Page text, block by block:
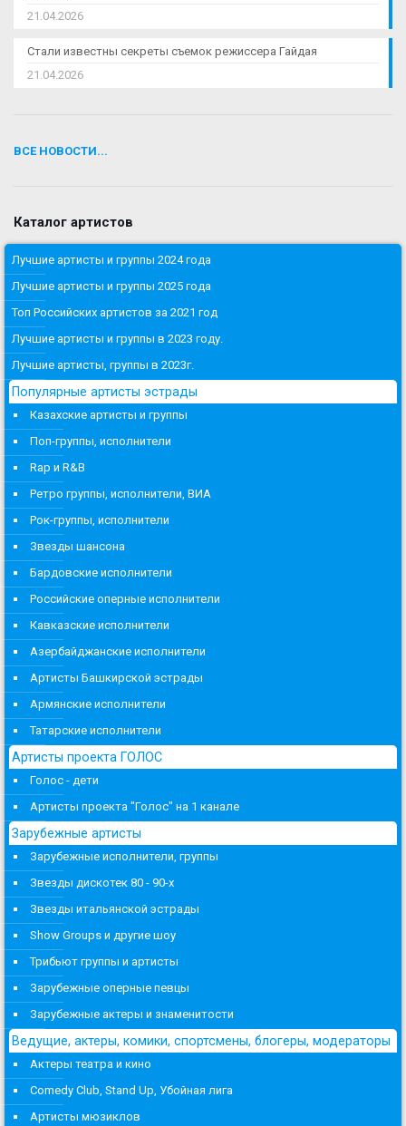
21.04.2026
Стали известны секреты съемок режиссера Гайдая
21.04.2026
ВСЕ НОВОСТИ...
Каталог артистов
Лучшие артисты и группы 2024 года
Лучшие артисты и группы 2025 года
Топ Российских артистов за 2021 год
Лучшие артисты и группы в 2023 году.
Лучшие артисты, группы в 2023г.
Популярные артисты эстрады
Казахские артисты и группы
Поп-группы, исполнители
Rap и R&B
Ретро группы, исполнители, ВИА
Рок-группы, исполнители
Звезды шансона
Бардовские исполнители
Российские оперные исполнители
Кавказские исполнители
Азербайджанские исполнители
Артисты Башкирской эстрады
Армянские исполнители
Татарские исполнители
Артисты проекта ГОЛОС
Голос - дети
Артисты проекта "Голос" на 1 канале
Зарубежные артисты
Зарубежные исполнители, группы
Звезды дискотек 80 - 90-х
Звезды итальянской эстрады
Show Groups и другие шоу
Трибьют группы и артисты
Зарубежные оперные певцы
Зарубежные актеры и знаменитости
Ведущие, актеры, комики, спортсмены, блогеры, модераторы
Актеры театра и кино
Comedy Club, Stand Up, Убойная лига
Артисты мюзиклов